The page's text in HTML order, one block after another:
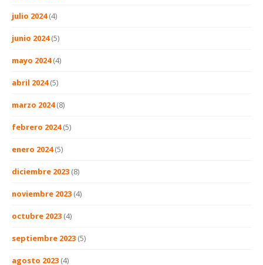
julio 2024(4)
junio 2024(5)
mayo 2024(4)
abril 2024(5)
marzo 2024(8)
febrero 2024(5)
enero 2024(5)
diciembre 2023 (8)
noviembre 2023 (4)
octubre 2023 (4)
septiembre 2023 (5)
agosto 2023 (4)